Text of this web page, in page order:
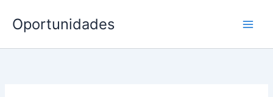
para
conteúdo
Oportunidades